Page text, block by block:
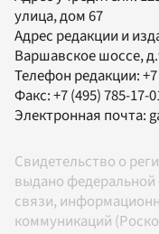
улица, дом 67
Адрес редакции и
Варшавское шоссе,
Телефон редакции:
Факс:+7 (495) 785-17-
Электронная почта:
Свидетельство о
выдано
связи,
коммуникаций